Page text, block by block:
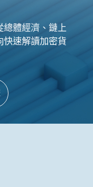
總體經濟、鏈上
快速解讀加密貨